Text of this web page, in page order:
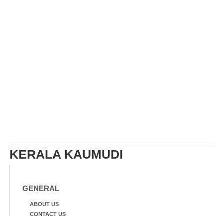
KERALA KAUMUDI
GENERAL
ABOUT US
CONTACT US